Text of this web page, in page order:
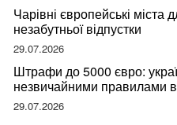
Чарівні європейські міста
незабутньої відпустки
29.07.2026
Штрафи до 5000 євро:
незвичайними правилами в
правдою
29.07.2026